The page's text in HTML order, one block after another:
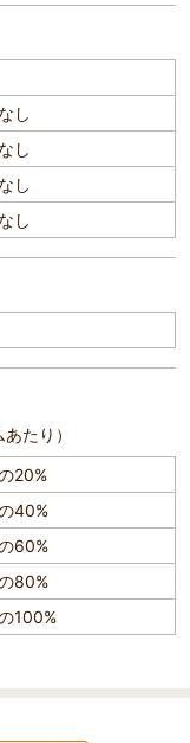
し
し
し
し
たり）
20%
40%
60%
80%
100%